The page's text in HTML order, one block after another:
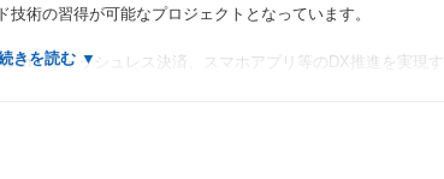
の習得が可能なプロジェクトとなっています。
、キャッシュレス決済、スマホアプリ等のDX推進を実現す
テムです。